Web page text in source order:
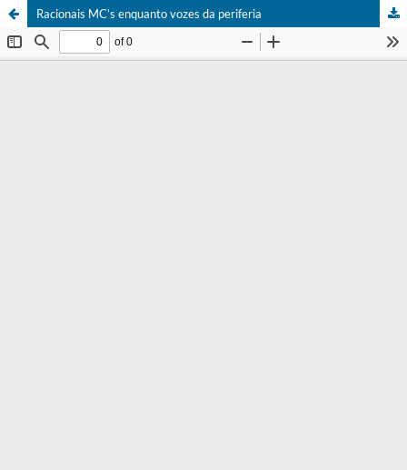
Racionais MC’s enquanto vozes da periferia